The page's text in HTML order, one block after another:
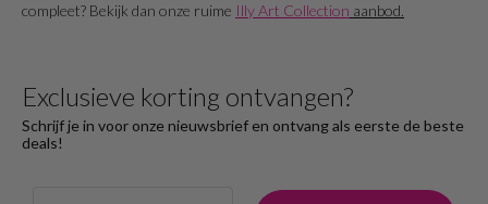
compleet? Bekijk dan onze ruime Illy Art Collection aanbod.
Exclusieve korting ontvangen?
Schrijf je in voor onze nieuwsbrief en ontvang als eerste de beste
deals!